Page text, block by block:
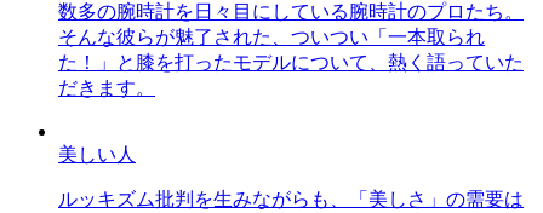
数多の腕時計を日々目にしている腕時計のプロたち。
そんな彼らが魅了された、ついつい「一本取られ
た！」と膝を打ったモデルについて、熱く語っていた
だきます。
美しい人
ルッキズム批判を生みながらも、「美しさ」の需要は